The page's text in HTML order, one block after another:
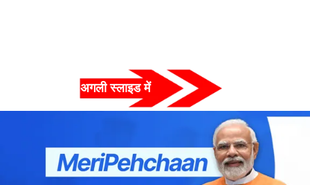
अगली स्लाइड में